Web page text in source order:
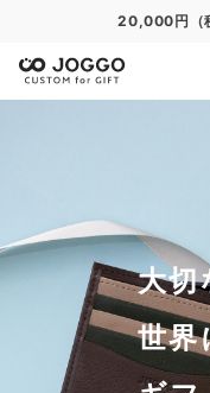
通常便 8/
大切
世界